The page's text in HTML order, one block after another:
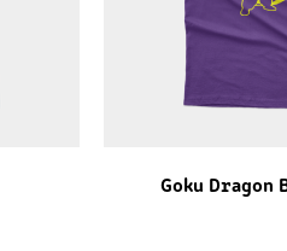
Goku Dragon